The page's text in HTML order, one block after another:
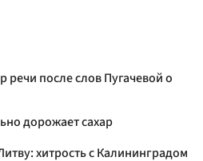
речи после слов Пугачевой о
дорожает сахар
хитрость с Калининградом